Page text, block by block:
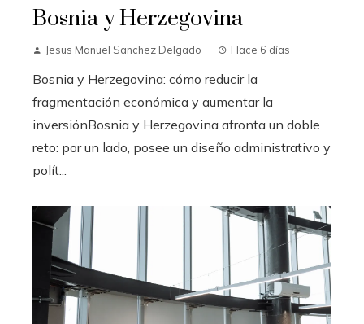
Bosnia y Herzegovina
Jesus Manuel Sanchez Delgado Hace 6 días
Bosnia y Herzegovina: cómo reducir la
fragmentación económica y aumentar la
inversiónBosnia y Herzegovina afronta un doble
reto: por un lado, posee un diseño administrativo y
polít...